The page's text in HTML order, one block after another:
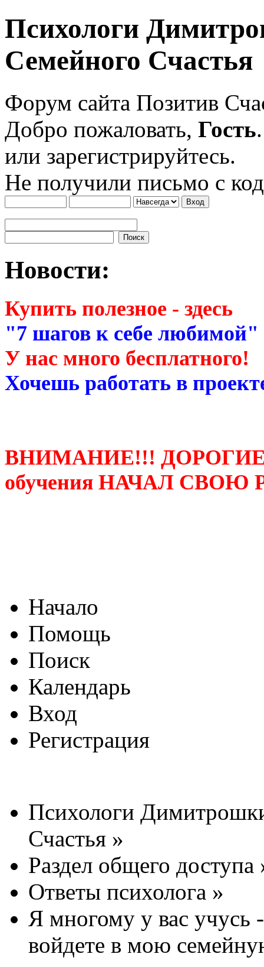
Психологи
Семейного Счастья
Форум сайта Позитив
Добро пожаловать, Гость
или зарегистрируйтесь.
Не получили письмо с
Новости:
Купить полезное - здесь
"7 шагов к себе
У нас много бесплатного!
Хочешь работать в
ВНИМАНИЕ!!!
обучения НАЧАЛ СВОЮ
Начало
Помощь
Поиск
Календарь
Вход
Регистрация
Психологи
Счастья »
Раздел общего доступа
Ответы психолога »
Я многому у вас учусь
войдете в мою